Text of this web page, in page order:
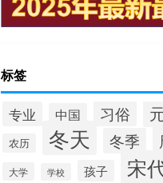
标签
专业 中国 习俗
农历 冬天 冬季
大学 学校 孩子 宋